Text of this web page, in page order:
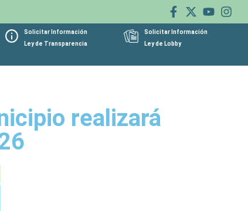
Solicitar Información
Ley de Transparencia
Solicitar Información
Ley de Lobby
realizará